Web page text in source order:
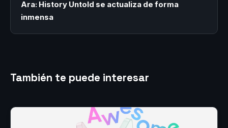
Ara: History Untold se actualiza de forma
inmensa
También te puede interesar